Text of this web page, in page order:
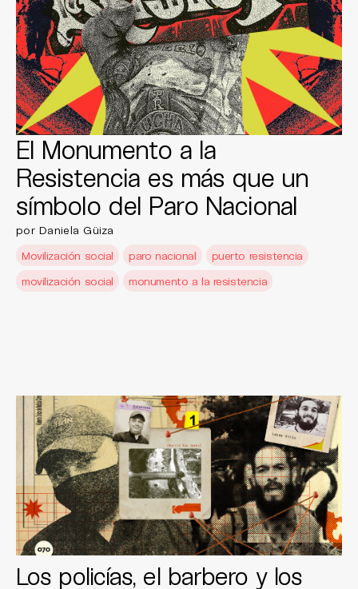
El Monumento a la
Resistencia es más que un
símbolo del Paro Nacional
por Daniela Güiza
Movilización social
paro nacional
puerto resistencia
movilización social
monumento a la resistencia
Los policías, el barbero y los